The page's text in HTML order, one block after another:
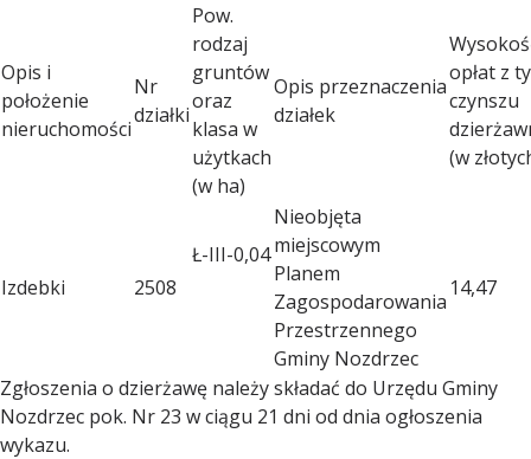
Opis i
położenie
nieruchomości
Nr
działki
Pow.
rodzaj
gruntów
oraz
klasa w
użytkach
(w ha)
Opis przeznaczenia
działek
opłat z
czynszu
(w
Izdebki 2508
Ł-III-0,04
Nieobjęta
miejscowym
Planem
Zagospodarowania
Przestrzennego
Gminy Nozdrzec
14,47
Zgłoszenia o dzierżawę należy składać do Urzędu Gminy
Nozdrzec pok. Nr 23 w ciągu 21 dni od dnia ogłoszenia
wykazu.